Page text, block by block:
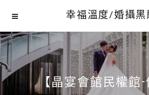
幸福溫度/婚攝黑
【晶宴會館民權館-